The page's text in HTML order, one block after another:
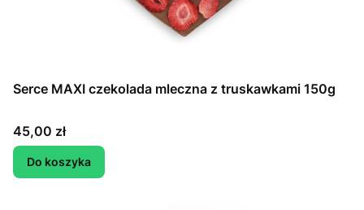
Serce MAXI czekolada mleczna z truskawkami 150g
Cena
45,00 zł
Do koszyka